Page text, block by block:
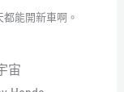
都能開新車啊。
宙